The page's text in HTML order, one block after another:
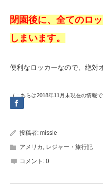
閉園後に、全てのロ
しまいます。
便利なロッカーなので、絶対
（こちらは2018年11月末現在の情報で
投稿者: missie
アメリカ , レジャー・旅行記
コメント: 0